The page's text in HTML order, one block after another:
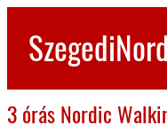
Skip
content
3 órás Nordic